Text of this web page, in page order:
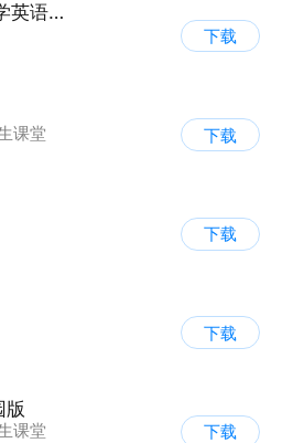
小学语文数学英语同步课堂
下载
课堂
下载
下载
下载
版
课堂
下载